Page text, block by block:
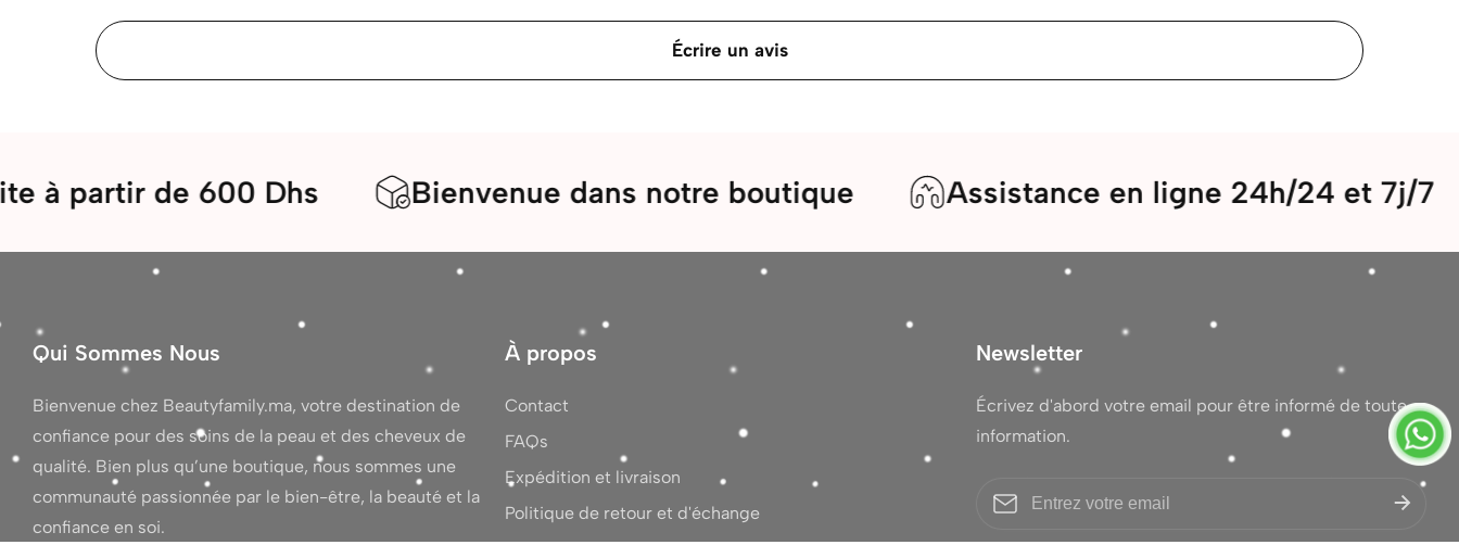
Écrire un avis
de 600 Dhs Bienvenue dans notre boutique Assistance en ligne 24h/24 et 7j/7
Qui Sommes Nous
Bienvenue chez Beautyfamily.ma, votre destination de
confiance pour des soins de la peau et des cheveux de
qualité. Bien plus qu’une boutique, nous sommes une
communauté passionnée par le bien-être, la beauté et la
confiance en soi.
À propos
Contact
FAQs
Expédition et livraison
Politique de retour et d'échange
Newsletter
Écrivez d'abord votre email pour être informé de toute
information.